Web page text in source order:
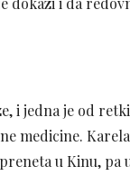
i jedna je od
medicine.
u Kinu, pa